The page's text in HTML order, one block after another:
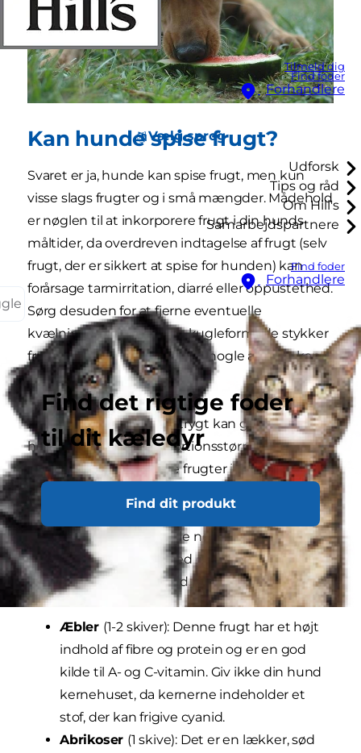
Tilmeld dig
Find foder
Forhandlere
Vælg sprog
Udforsk
Tips og råd
Om Hill's
Samarbejdspartnere
Find foder
Forhandlere
Find det rigtige foder
til dit kæledyr
Find dit produkt
Kan hunde spise frugt?
Svaret er ja, hunde kan spise frugt, men kun
visse slags frugter og i små mængder. Mådehold
er nøglen til at inkorporere frugt i din hunds
måltider, da overdreven indtagelse af frugt (selv
frugt, der er sikkert at spise for hunden) kan
forårsage tarmirritation, diarré eller oppustethed.
Sørg desuden for at fjerne eventuelle
kvælningsrisici som f.eks. kugleformede stykker
frugt, frø, kerner og stilke, da nogle af disse kan
være giftige.
Her er nogle frugter, du trygt kan give til hunde,
herunder anbefalede portionsstørrelser.PDSA
anbefaler at skære disse frugter i mundrette
stykker for at undgå kvælningsrisici og at vælge
produkter uden tilsætningsstoffer for at holde
sukkerindtaget nede. Alle nedenstående
fødevarer bør drøftes med din dyrlæge, inden
du giver dem til din hund.
Æbler (1-2 skiver): Denne frugt har et højt
indhold af fibre og protein og er en god
kilde til A- og C-vitamin. Giv ikke din hund
kernehuset, da kernerne indeholder et
stof, der kan frigive cyanid.
Abrikoser (1 skive): Det er en lækker, sød